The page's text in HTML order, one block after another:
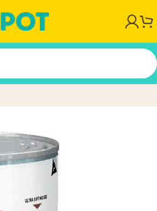
Mix En Lata De 195gr